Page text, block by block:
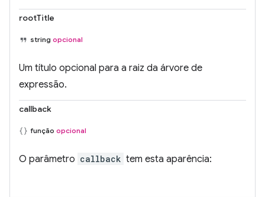
rootTitle
string opcional
Um título opcional para a raiz da árvore de
expressão.
callback
função opcional
O parâmetro callback tem esta aparência: